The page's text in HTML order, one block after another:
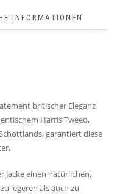
INFORMATIONEN
britischer Eleganz
Harris Tweed,
garantiert diese
Jacke einen natürlichen,
legeren als auch zu